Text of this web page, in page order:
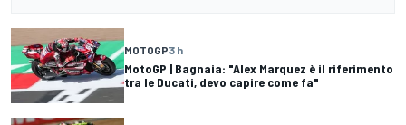
MOTOGP3 h
MotoGP | Bagnaia: "Alex Marquez è il riferimento
tra le Ducati, devo capire come fa"